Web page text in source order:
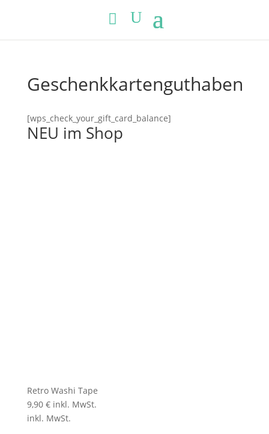
Geschenkkartenguthaben
[wps_check_your_gift_card_balance]
NEU im Shop
Retro Washi Tape
9,90 € inkl. MwSt.
inkl. MwSt.